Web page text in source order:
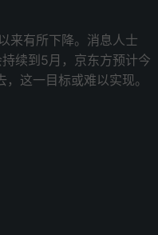
来有所下降。消息人士
续到5月，京东方预计今
这一目标或难以实现。